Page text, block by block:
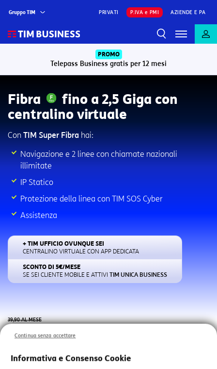
Gruppo TIM PRIVATI P.IVA e PMI AZIENDE E PA
PROMO
Telepass Business gratis per 12 mesi
Fibra
fino a 2,5 Giga con
centralino virtuale
Con TIM Super Fibra hai:
Navigazione e 2 linee con chiamate nazionali
illimitate
IP Statico
Protezione della linea con TIM SOS Cyber
Assistenza
+ TIM UFFICIO OVUNQUE SEI
CENTRALINO VIRTUALE CON APP DEDICATA
SCONTO DI 5€/MESE
SE SEI CLIENTE MOBILE E ATTIVI TIM UNICA BUSINESS
39,90 AL MESE
29,90€
MOBILE E ATTIVI TIM UNICA BUSINESS
CONTRIBUTO DI ATTIVAZIONE 5€/MESE PER 24 MESI (TOTALE 120€)
Informativa e Consenso Cookie
Continua senza accettare